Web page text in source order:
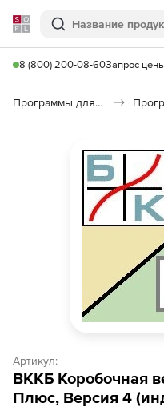
Softline
Поиск
8 (800) 200-08-60Запрос
Программы для образования и науки
Артикул:
ВККБ Коробочная
Плюс, Версия 4